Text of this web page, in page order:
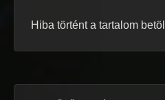
Hiba történt a tartalom